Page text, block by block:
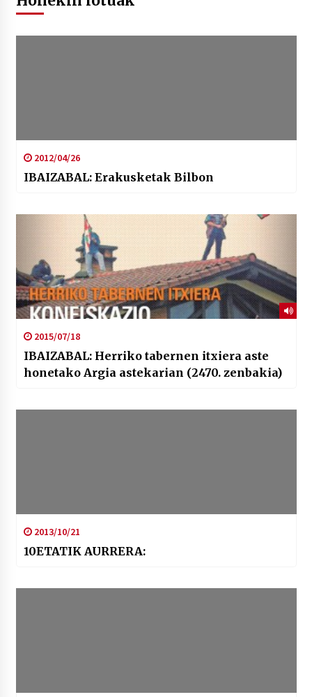
2012/04/26
IBAIZABAL: Erakusketak Bilbon
2015/07/18
IBAIZABAL: Herriko tabernen itxiera aste
honetako Argia astekarian (2470. zenbakia)
2013/10/21
10ETATIK AURRERA: